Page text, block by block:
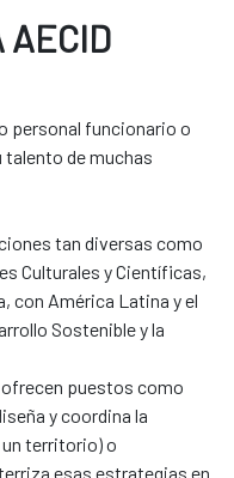
personal funcionario o
de muchas
tan diversas como
Culturales y Científicas,
con América Latina y el
Sostenible y la
ofrecen puestos como
y coordina la
territorio) o
esas estrategias en